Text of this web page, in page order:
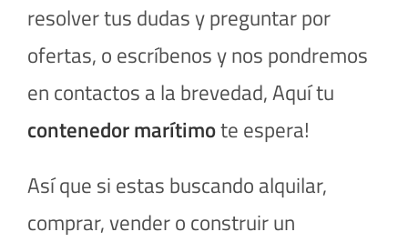
resolver tus dudas y preguntar por
ofertas, o escríbenos y nos pondremos
en contactos a la brevedad, Aquí tu
contenedor marítimote espera!
Así que si estas buscando alquilar,
comprar, vender o construir un